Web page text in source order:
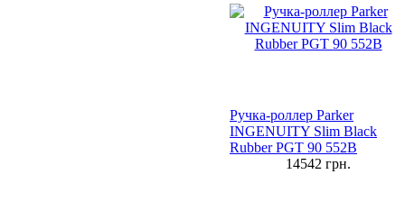
Ручка-роллер Parker
INGENUITY Slim Black
Rubber PGT 90 552B
14542 грн.